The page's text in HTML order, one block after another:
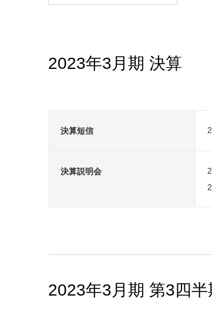
2023年3月期 決算
決算短信
決算説明会
2023年3月期 第3四半